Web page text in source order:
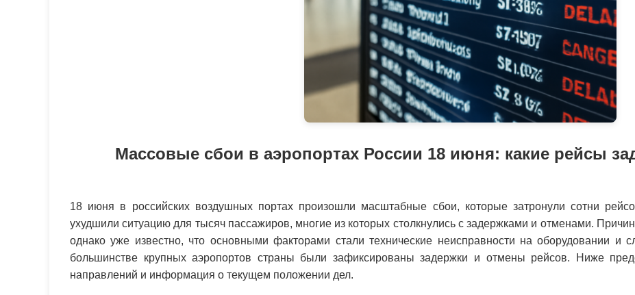
Массовые сбои в аэропортах России 18 июня: какие рейсы
18 июня в российских воздушных портах произошли масштабные сбои, которые затронули сотни
ухудшили ситуацию для тысяч пассажиров, многие из которых столкнулись с задержками и отменами.
однако уже известно, что основными факторами стали технические неисправности на оборудовании и
большинстве крупных аэропортов страны были зафиксированы задержки и отмены рейсов. Ниже
направлений и информация о текущем положении дел.